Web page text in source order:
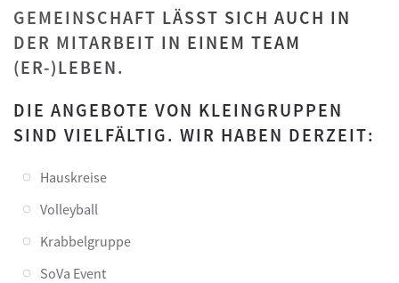
GEMEINSCHAFT LÄSST SICH AUCH IN
DER MITARBEIT IN EINEM TEAM
(ER-)LEBEN.
DIE ANGEBOTE VON KLEINGRUPPEN
SIND VIELFÄLTIG. WIR HABEN DERZEIT:
Hauskreise
Volleyball
Krabbelgruppe
SoVa Event